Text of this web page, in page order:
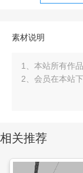
素材说明
1、本站所有作
2、会员在本站
相关推荐